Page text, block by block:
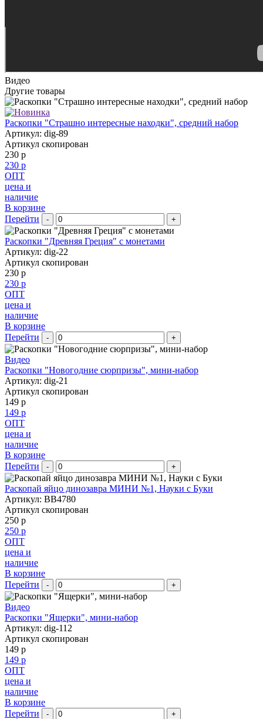
Видео
Другие товары
Раскопки "Страшно интересные находки", средний набор
Артикул: dig-89
Артикул скопирован
230 р
230 р
ОПТ
цена и
наличие
В корзине
Перейти
- +
Раскопки "Древняя Греция" с монетами
Артикул: dig-22
Артикул скопирован
230 р
230 р
ОПТ
цена и
наличие
В корзине
Перейти
- +
Видео
Раскопки "Новогодние сюрпризы", мини-набор
Артикул: dig-21
Артикул скопирован
149 р
149 р
ОПТ
цена и
наличие
В корзине
Перейти
- +
Раскопай яйцо динозавра МИНИ №1, Науки с Буки
Артикул: BB4780
Артикул скопирован
250 р
250 р
ОПТ
цена и
наличие
В корзине
Перейти
- +
Видео
Раскопки "Ящерки", мини-набор
Артикул: dig-112
Артикул скопирован
149 р
149 р
ОПТ
цена и
наличие
В корзине
Перейти
- +